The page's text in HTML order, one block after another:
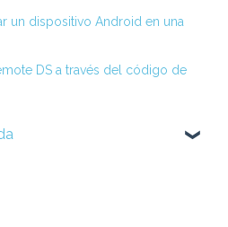
un dispositivo Android en una
DS a través del código de